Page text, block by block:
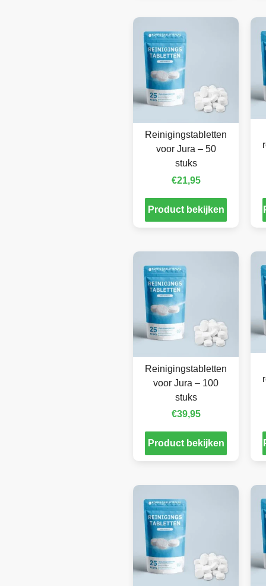
Reinigingstabletten
voor Jura – 50
stuks
€21,95
Product bekijken
Reinigingstabletten
voor Jura – 100
stuks
€39,95
Product bekijken